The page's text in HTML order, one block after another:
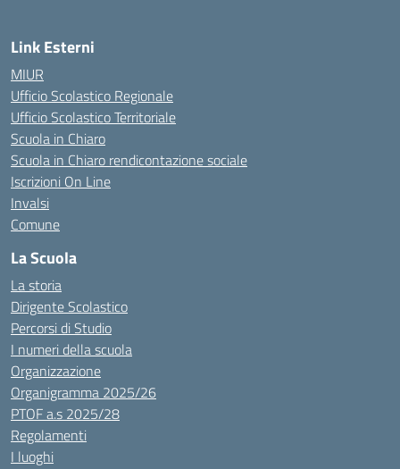
Link Esterni
MIUR
Ufficio Scolastico Regionale
Ufficio Scolastico Territoriale
Scuola in Chiaro
Scuola in Chiaro rendicontazione sociale
Iscrizioni On Line
Invalsi
Comune
La Scuola
La storia
Dirigente Scolastico
Percorsi di Studio
I numeri della scuola
Organizzazione
Organigramma 2025/26
PTOF a.s 2025/28
Regolamenti
I luoghi